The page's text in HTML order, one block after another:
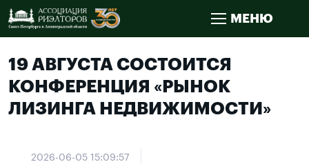
МЕНЮ
19 АВГУСТА СОСТОИТСЯ
КОНФЕРЕНЦИЯ «РЫНОК
ЛИЗИНГА НЕДВИЖИМОСТИ»
2026-06-05 15:09:57